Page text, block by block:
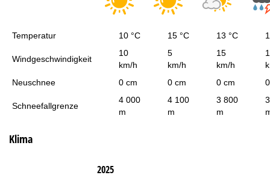
Temperatur 10 °C 15 °C 13 °C
Windgeschwindigkeit
10
km/h
5
km/h
15
km/h
Neuschnee
0 cm 0 cm 0 cm
Schneefallgrenze
4 000
m
4 100
m
3 800
m
Klima
2025